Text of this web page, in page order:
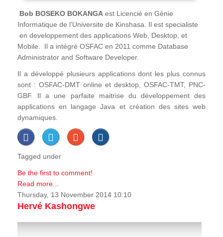
Bob BOSEKO BOKANGA est Licencié en Génie
Informatique de l'Universite de Kinshasa. Il est specialiste
en developpement des applications Web, Desktop, et
Mobile. Il a intégré OSFAC en 2011 comme Database
Administrator and Software Developer.
Il a développé plusieurs applications dont les plus connus
sont : OSFAC-DMT online et desktop, OSFAC-TMT, PNC-
GBF. Il a une parfaite maitrise du développement des
applications en langage Java et création des sites web
dynamiques.
Tagged under
Be the first to comment!
Read more...
Thursday, 13 November 2014 10:10
Hervé Kashongwe